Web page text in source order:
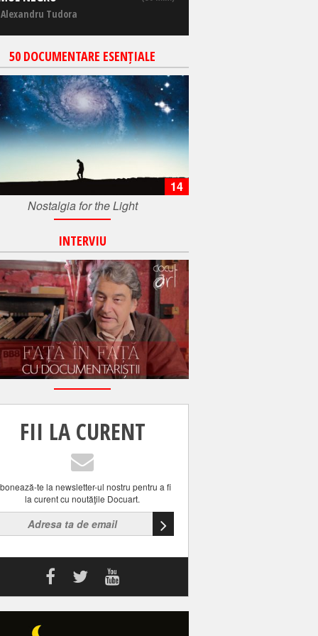
Tudora
50 DOCUMENTARE ESENȚIALE
Nostalgia for the Light
14
INTERVIU
FII LA CURENT
te la newsletter-ul nostru pentru a fi
la curent cu noutăţile Docuart.